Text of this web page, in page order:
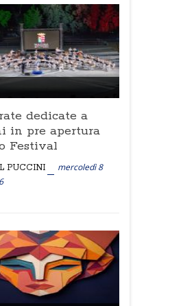
dedicate a
in pre apertura
Festival
PUCCINI
mercoledì 8